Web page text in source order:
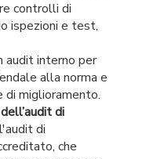
controlli di
ispezioni e test,
audit interno per
alla norma e
di miglioramento.
di
di
che